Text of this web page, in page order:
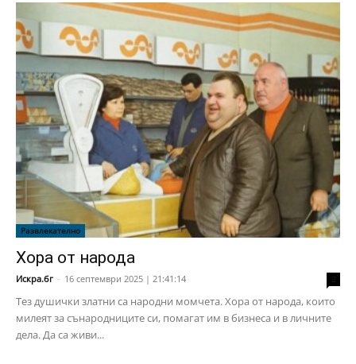
Развлекателно
Хора от народа
Искра.бг - 16 септември 2025 | 21:41:14
Тез душички златни са народни момчета. Хора от народа, които
милеят за сънародниците си, помагат им в бизнеса и в личните
дела. Да са живи...